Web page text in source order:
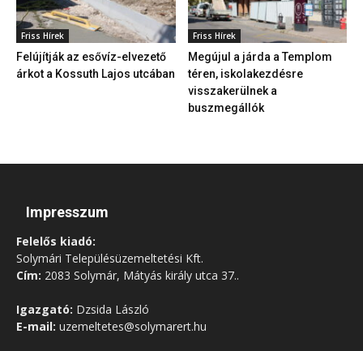
Friss Hírek
Felújítják az esővíz-elvezető
árkot a Kossuth Lajos utcában
Friss Hírek
Megújul a járda a Templom
téren, iskolakezdésre
visszakerülnek a
buszmegállók
Impresszum
Felelős kiadó:
Solymári Településüzemeltetési Kft.
Cím: 2083 Solymár, Mátyás király utca 37..
Igazgató: Dzsida László
E-mail: uzemeltetes@solymarert.hu